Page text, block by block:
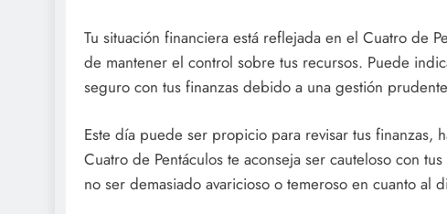
Tu situación financiera está reflejada en el Cuatro de
de mantener el control sobre tus recursos. Puede
seguro con tus finanzas debido a una gestión
Este día puede ser propicio para revisar tus finanzas,
Cuatro de Pentáculos te aconseja ser cauteloso con
no ser demasiado avaricioso o temeroso en cuanto al